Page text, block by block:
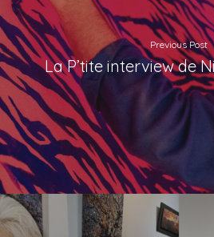
Previous Post
La P’tite interview de